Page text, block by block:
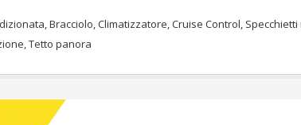
Bracciolo, Climatizzatore, Cruise Control,
Tetto panora